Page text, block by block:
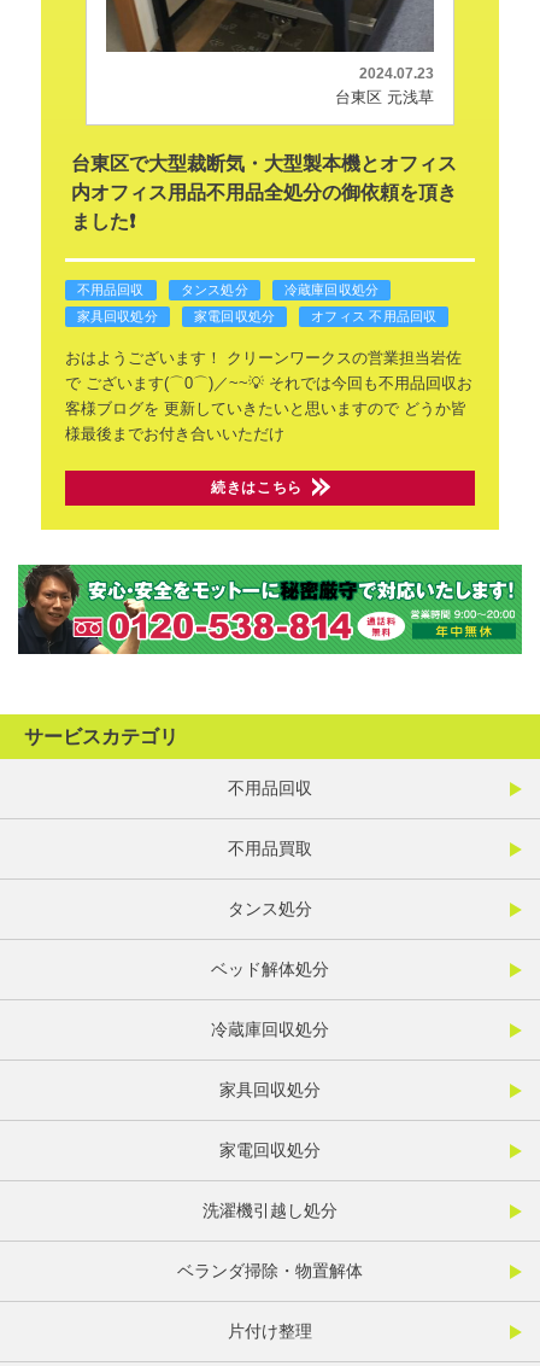
2024.07.23
台東区 元浅草
台東区で大型裁断気・大型製本機とオフィス
内オフィス用品不用品全処分の御依頼を頂き
ました❗
不用品回収 タンス処分
冷蔵庫回収処分
家具回収処分
家電回収処分 オフィス 不用品回収
おはようございます！
クリーンワークスの営業担当岩佐
でございます(⌒0⌒)／~~💡 それでは今回も不用品回収お
客様ブログを 更新していきたいと思いますのでどうか皆
様最後までお付き合いいただけ
続きはこちら
サービスカテゴリ
不用品回収
不用品買取
タンス処分
ベッド解体処分
冷蔵庫回収処分
家具回収処分
家電回収処分
洗濯機引越し処分
ベランダ掃除・物置解体
片付け整理